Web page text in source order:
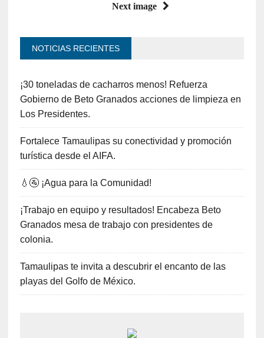
Next image
NOTICIAS RECIENTES
¡30 toneladas de cacharros menos! Refuerza
Gobierno de Beto Granados acciones de limpieza en
Los Presidentes.
Fortalece Tamaulipas su conectividad y promoción
turística desde el AIFA.
💧🚰 ¡Agua para la Comunidad!
¡Trabajo en equipo y resultados! Encabeza Beto
Granados mesa de trabajo con presidentes de
colonia.
Tamaulipas te invita a descubrir el encanto de las
playas del Golfo de México.